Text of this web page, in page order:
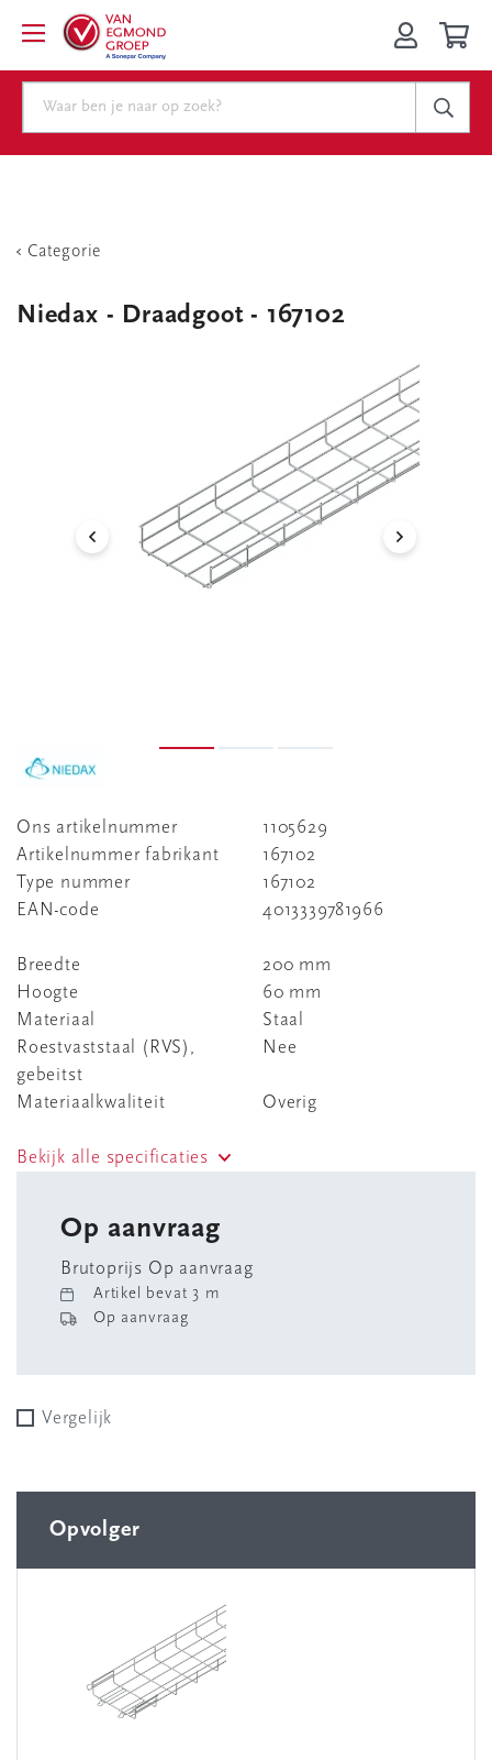
Categorie
Niedax - Draadgoot - 167102
Ons artikelnummer
1105629
Artikelnummer fabrikant
167102
Type nummer
167102
EAN-code
4013339781966
Breedte
200 mm
Hoogte
60 mm
Materiaal
Staal
Roestvaststaal (RVS),
gebeitst
Nee
Materiaalkwaliteit Overig
Bekijk alle specificaties
Op aanvraag
Brutoprijs Op aanvraag
Artikel bevat 3 m
Op aanvraag
Vergelijk
Opvolger